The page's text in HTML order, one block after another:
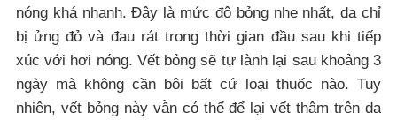
nóng khá nhanh. Đây là mức độ bỏng nhẹ nhất, da chỉ
bị ửng đỏ và đau rát trong thời gian đầu sau khi tiếp
xúc với hơi nóng. Vết bỏng sẽ tự lành lại sau khoảng 3
ngày mà không cần bôi bất cứ loại thuốc nào. Tuy
nhiên, vết bỏng này vẫn có thể để lại vết thâm trên da